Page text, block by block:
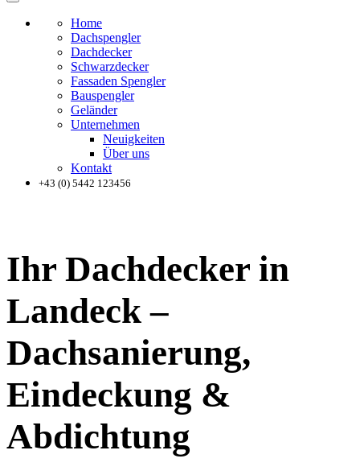
Home
Dachspengler
Dachdecker
Schwarzdecker
Fassaden Spengler
Bauspengler
Geländer
Unternehmen
Neuigkeiten
Über uns
Kontakt
+43 (0) 5442 123456
Ihr Dachdecker in
Landeck –
Dachsanierung,
Eindeckung &
Abdichtung